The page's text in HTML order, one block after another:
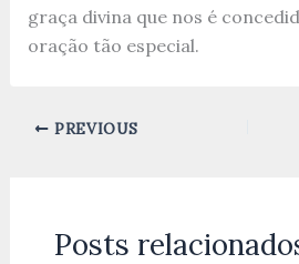
graça divina que nos é
oração tão especial.
PREVIOUS
Posts